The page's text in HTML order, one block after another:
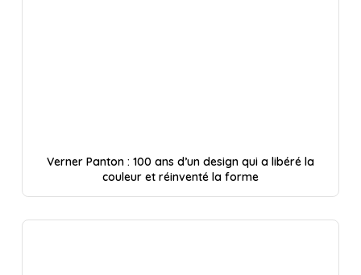
Verner Panton : 100 ans d’un design qui a libéré la
couleur et réinventé la forme